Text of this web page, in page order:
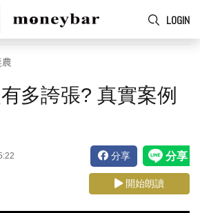
LOGIN
功
能
表
多誇張? 真實案例
分享
開始朗讀